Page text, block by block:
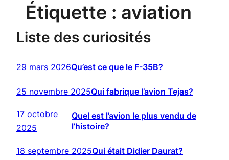
Étiquette : aviation
Liste des curiosités
29 mars 2026Qu’est ce que le F-35B?
25 novembre 2025Qui fabrique l’avion Tejas?
17 octobre
2025
Quel est l’avion le plus vendu de
l’histoire?
18 septembre 2025Qui était Didier Daurat?